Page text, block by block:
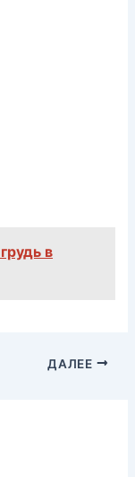
в
ДАЛЕЕ